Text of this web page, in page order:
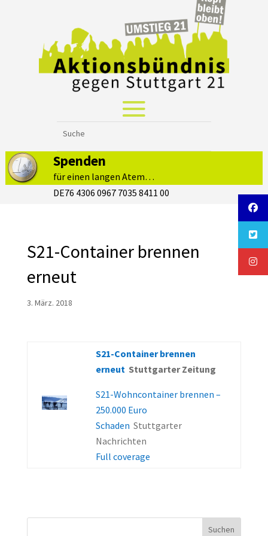
Spenden
für einen langen Atem…
DE76 4306 0967 7035 8411 00
S21-Container brennen
erneut
3. März. 2018
S21-Container brennen
erneut Stuttgarter Zeitung
S21-Wohncontainer brennen –
250.000 Euro
Schaden Stuttgarter
Nachrichten
Full coverage
Suchen